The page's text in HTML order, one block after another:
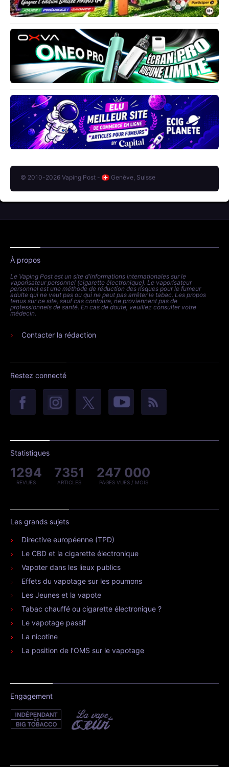
© 2010-2026 Vaping Post - Genève, Suisse
À propos
Le Vaping Post est un site d'informations internationales sur le
vaporisateur personnel (cigarette électronique). Le vaporisateur
personnel est une méthode de réduction des risques pour le fumeur
adulte qui ne veut pas ou qui ne peut pas arrêter le tabac. Les propos
tenus sur ce site, sauf cas contraire, ne proviennent pas de
professionnels de santé. En cas de doute, veuillez consulter votre
médecin.
Contacter la rédaction
Restez connecté
Statistiques
1294
REVUES
7351
ARTICLES
247 000
PAGES VUES / MOIS
Les grands sujets
Directive européenne (TPD)
Le CBD et la cigarette électronique
Vapoter dans les lieux publics
Effets du vapotage sur les poumons
Les Jeunes et la vapote
Tabac chauffé ou cigarette électronique ?
Le vapotage passif
La nicotine
La position de l’OMS sur le vapotage
Engagement